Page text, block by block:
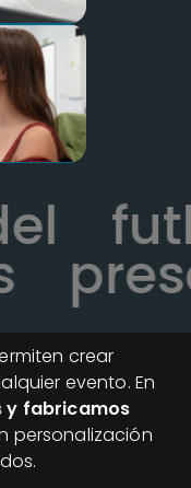
crear
evento. En
y fabricamos
personalización